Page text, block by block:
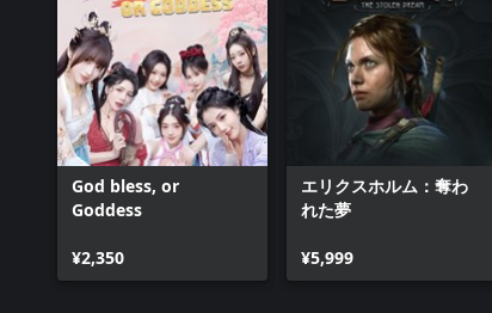
God bless, or
Goddess
¥2,350
エリクスホルム：奪わ
れた夢
¥5,999